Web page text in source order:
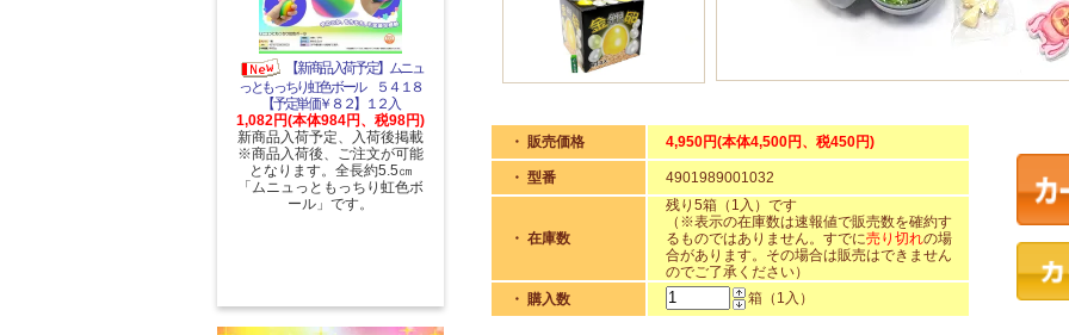
【新商品入荷予定】ムニュ
っともっちり虹色ボール ５４１８
【予定単価￥８２】１２入
1,082円(本体984円、税98円)
新商品入荷予定、入荷後掲載
※商品入荷後、ご注文が可能
となります。全長約5.5㎝
「ムニュっともっちり虹色ボ
ール」です。
・ 販売価格 4,950円(本体4,500円、税450円)
・ 型番 4901989001032
・ 在庫数
残り5箱（1入）です
（※表示の在庫数は速報値で販売数を確約す
るものではありません。すでに売り切れの場
合があります。その場合は販売はできません
のでご了承ください）
・ 購入数
箱（1入）